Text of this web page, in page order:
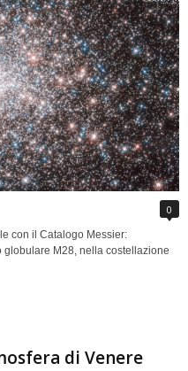
0
con il Catalogo Messier:
M28, nella costellazione
di Venere